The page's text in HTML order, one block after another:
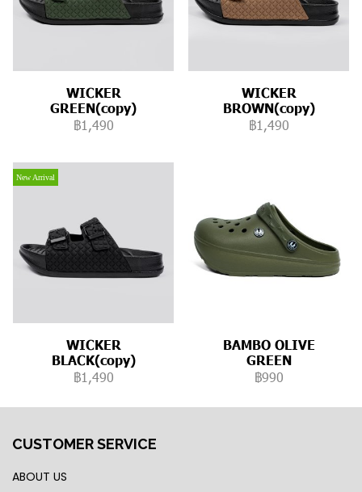
WICKER
GREEN(copy)
฿1,490
WICKER
BROWN(copy)
฿1,490
New Arrival
WICKER
BLACK(copy)
฿1,490
BAMBO OLIVE
GREEN
฿990
CUSTOMER SERVICE
ABOUT US